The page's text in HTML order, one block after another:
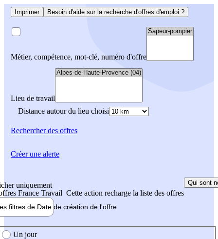
Imprimer Besoin d'aide sur la recherche d'offres d'emploi ?
Métier, compétence, mot-clé, numéro d'offre
Lieu de travail
Distance autour du lieu choisi
Rechercherdes offres
uniquement
France Travail Cette action recharge la liste des offres
Qui sont
filtres de Date de création de l'offre
création de l'offre
Un jour
Créer une alerte